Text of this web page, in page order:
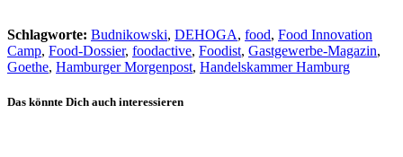
Schlagworte: Budnikowski, DEHOGA, food, Food Innovation
Camp, Food-Dossier, foodactive, Foodist, Gastgewerbe-Magazin,
Goethe, Hamburger Morgenpost, Handelskammer Hamburg
Das könnte Dich auch interessieren